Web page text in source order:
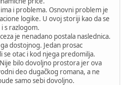
i problema. Osnovni problem je
logike. U ovoj storiji kao da se
s razlogom.
je nenadano postala naslednica.
dostojnog. Jedan prosac
se otac i kod njega predomilja.
bilo dovoljno prostora jer ova
deo dugačkog romana, a ne
samo sebi dovoljno.